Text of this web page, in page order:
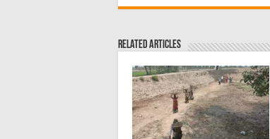
c
e
b
o
o
k
it
r
C
at
ai
Related Articles